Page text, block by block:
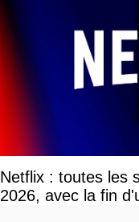
Netflix : toutes les
2026, avec la fin